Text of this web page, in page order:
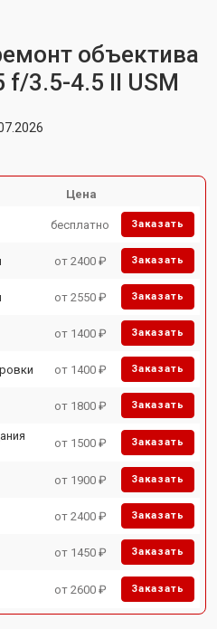
объектива
f/3.5-4.5 II USM
Цена
бесплатно Заказать
от 2400 ₽ Заказать
от 2550 ₽ Заказать
от 1400 ₽ Заказать
от 1400 ₽ Заказать
от 1800 ₽ Заказать
от 1500 ₽ Заказать
от 1900 ₽ Заказать
от 2400 ₽ Заказать
от 1450 ₽ Заказать
от 2600 ₽ Заказать